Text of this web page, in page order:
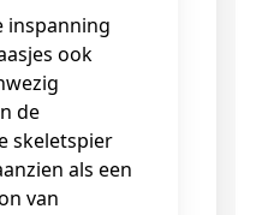
inspanning
ook
de
skeletspier
als een
van